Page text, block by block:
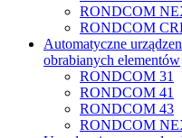
RONDCOM
RONDCOM
Automatyczne
obrabianych elementów
RONDCOM 31
RONDCOM 41
RONDCOM 43
RONDCOM